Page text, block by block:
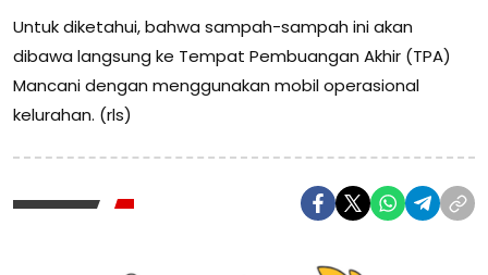
Untuk diketahui, bahwa sampah-sampah ini akan
dibawa langsung ke Tempat Pembuangan Akhir (TPA)
Mancani dengan menggunakan mobil operasional
kelurahan. (rls)